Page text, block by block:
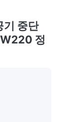
중단
정